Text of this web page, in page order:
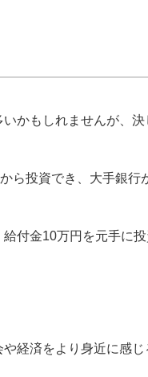
かもしれませんが、
ら投資でき、大手銀行
付金10万円を元手に
経済をより身近に感